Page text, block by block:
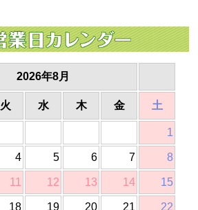
2026年8月
火 水 木 金 土
1
4 5 6 7 8
11 12 13 14 15
18 19 20 21 22